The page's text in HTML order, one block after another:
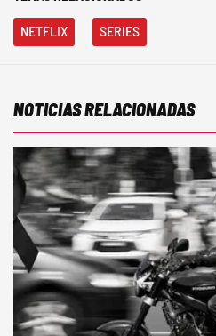
NETFLIX SERIES
NOTICIAS RELACIONADAS